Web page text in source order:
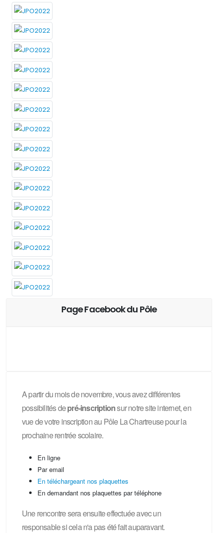
Page Facebook du Pôle
A partir du mois de novembre, vous avez différentes
possibilités depré-inscriptionsur notre site internet, en
vue de votre inscription au Pôle La Chartreuse pour la
prochaine rentrée scolaire.
En ligne
Par email
En téléchargeant nos plaquettes
En demandant nos plaquettes par téléphone
Une rencontre sera ensuite effectuée avec un
responsable si cela n'a pas été fait auparavant.